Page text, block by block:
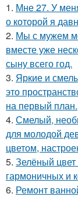
1. Мне 27. У
о которой я
2. Мы с мужем
вместе уже
сыну всего год.
3. Яркие и
это
на первый план.
4. Смелый,
для молодой
цветом,
5. Зелёный
гармоничных и
6. Ремонт